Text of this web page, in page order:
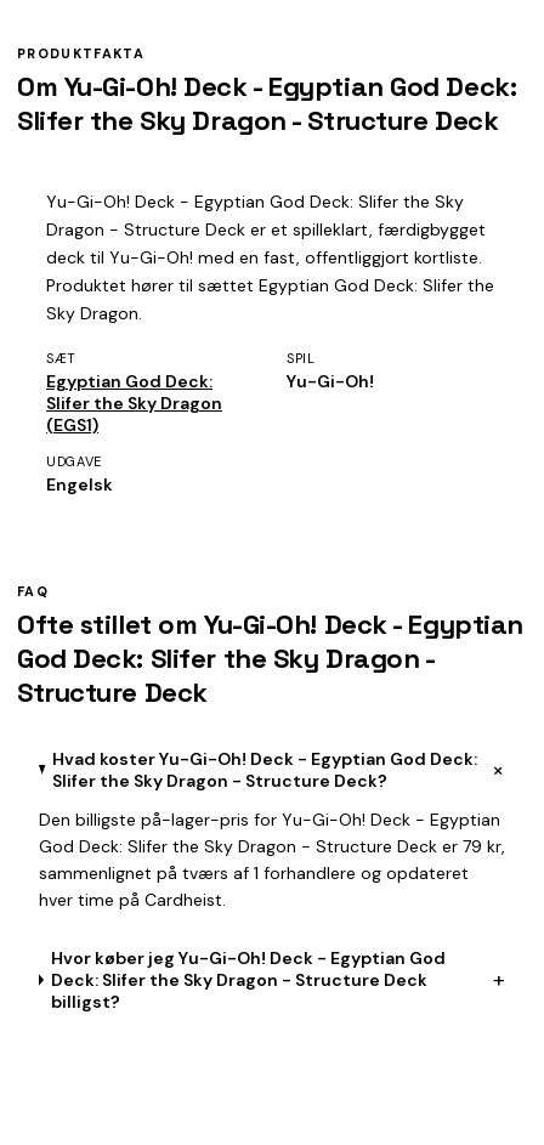
PRODUKTFAKTA
Om Yu-Gi-Oh! Deck - Egyptian God Deck:
Slifer the Sky Dragon - Structure Deck
Yu-Gi-Oh! Deck - Egyptian God Deck: Slifer the Sky
Dragon - Structure Deck er et spilleklart, færdigbygget
deck til Yu-Gi-Oh! med en fast, offentliggjort kortliste.
Produktet hører til sættet Egyptian God Deck: Slifer the
Sky Dragon.
SÆT
Egyptian God Deck:
Slifer the Sky Dragon
(EGS1)
SPIL
Yu-Gi-Oh!
UDGAVE
Engelsk
FAQ
Ofte stillet om Yu-Gi-Oh! Deck - Egyptian
God Deck: Slifer the Sky Dragon -
Structure Deck
Hvad koster Yu-Gi-Oh! Deck - Egyptian God Deck:
Slifer the Sky Dragon - Structure Deck?
+
Den billigste på-lager-pris for Yu-Gi-Oh! Deck - Egyptian
God Deck: Slifer the Sky Dragon - Structure Deck er 79 kr,
sammenlignet på tværs af 1 forhandlere og opdateret
hver time på Cardheist.
Hvor køber jeg Yu-Gi-Oh! Deck - Egyptian God
Deck: Slifer the Sky Dragon - Structure Deck
billigst?
+